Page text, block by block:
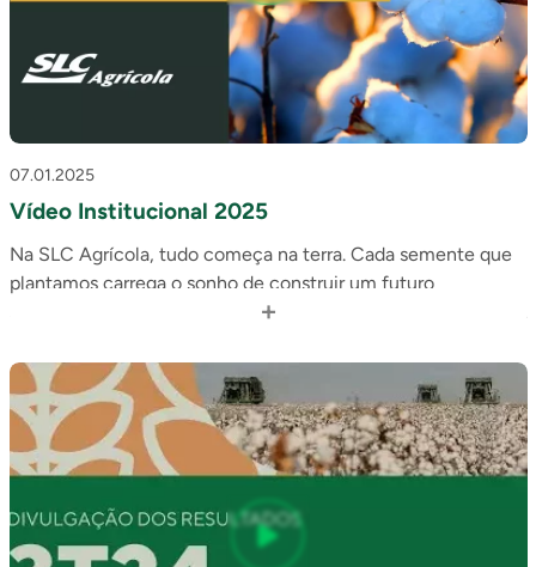
07.01.2025
Vídeo Institucional 2025
Na SLC Agrícola, tudo começa na terra. Cada semente que
plantamos carrega o sonho de construir um futuro
sustentável, combinando eficiência com respeito ao planeta.
desafios com determinação e resiliência. A integridade é o
alicerce das nossas ações, seja com a ética em todos os
processos, seja com o cuidado com as pessoas, para
cultivarmos relações duradouras.
+